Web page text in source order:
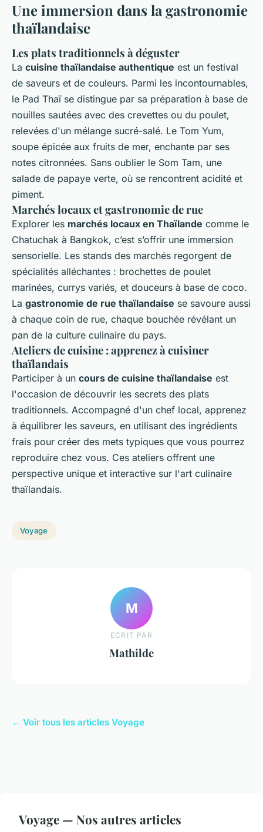
Une immersion dans la gastronomie
thaïlandaise
Les plats traditionnels à déguster
La cuisine thaïlandaise authentique est un festival
de saveurs et de couleurs. Parmi les incontournables,
le Pad Thaï se distingue par sa préparation à base de
nouilles sautées avec des crevettes ou du poulet,
relevées d'un mélange sucré-salé. Le Tom Yum,
soupe épicée aux fruits de mer, enchante par ses
notes citronnées. Sans oublier le Som Tam, une
salade de papaye verte, où se rencontrent acidité et
piment.
Marchés locaux et gastronomie de rue
Explorer les marchés locaux en Thaïlande comme le
Chatuchak à Bangkok, c’est s’offrir une immersion
sensorielle. Les stands des marchés regorgent de
spécialités alléchantes : brochettes de poulet
marinées, currys variés, et douceurs à base de coco.
La gastronomie de rue thaïlandaise se savoure aussi
à chaque coin de rue, chaque bouchée révélant un
pan de la culture culinaire du pays.
Ateliers de cuisine : apprenez à cuisiner
thaïlandais
Participer à un cours de cuisine thaïlandaise est
l'occasion de découvrir les secrets des plats
traditionnels. Accompagné d'un chef local, apprenez
à équilibrer les saveurs, en utilisant des ingrédients
frais pour créer des mets typiques que vous pourrez
reproduire chez vous. Ces ateliers offrent une
perspective unique et interactive sur l'art culinaire
thaïlandais.
Voyage
M
ECRIT PAR
Mathilde
← Voir tous les articles Voyage
Voyage — Nos autres articles